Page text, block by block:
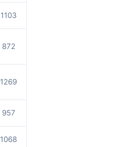
1103
872
1269
957
1068